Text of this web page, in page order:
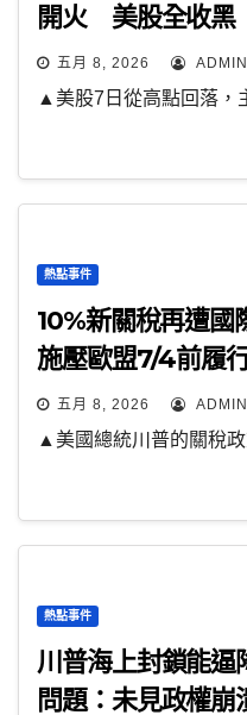
開火 美股全收黑
五月 8, 2026
▲美股7日從高點回落，
熱點事件
10%新關稅再遭國
施壓歐盟7/4前履
五月 8, 2026
▲美國總統川普的關稅
熱點事件
川普海上封鎖能
問題：未見政權崩